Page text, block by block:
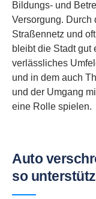
Bildungs- und
Versorgung. Durch
Straßennetz und
bleibt die Stadt gut
verlässliches
und in dem auch
und der Umgang
eine Rolle spielen.
Auto
so